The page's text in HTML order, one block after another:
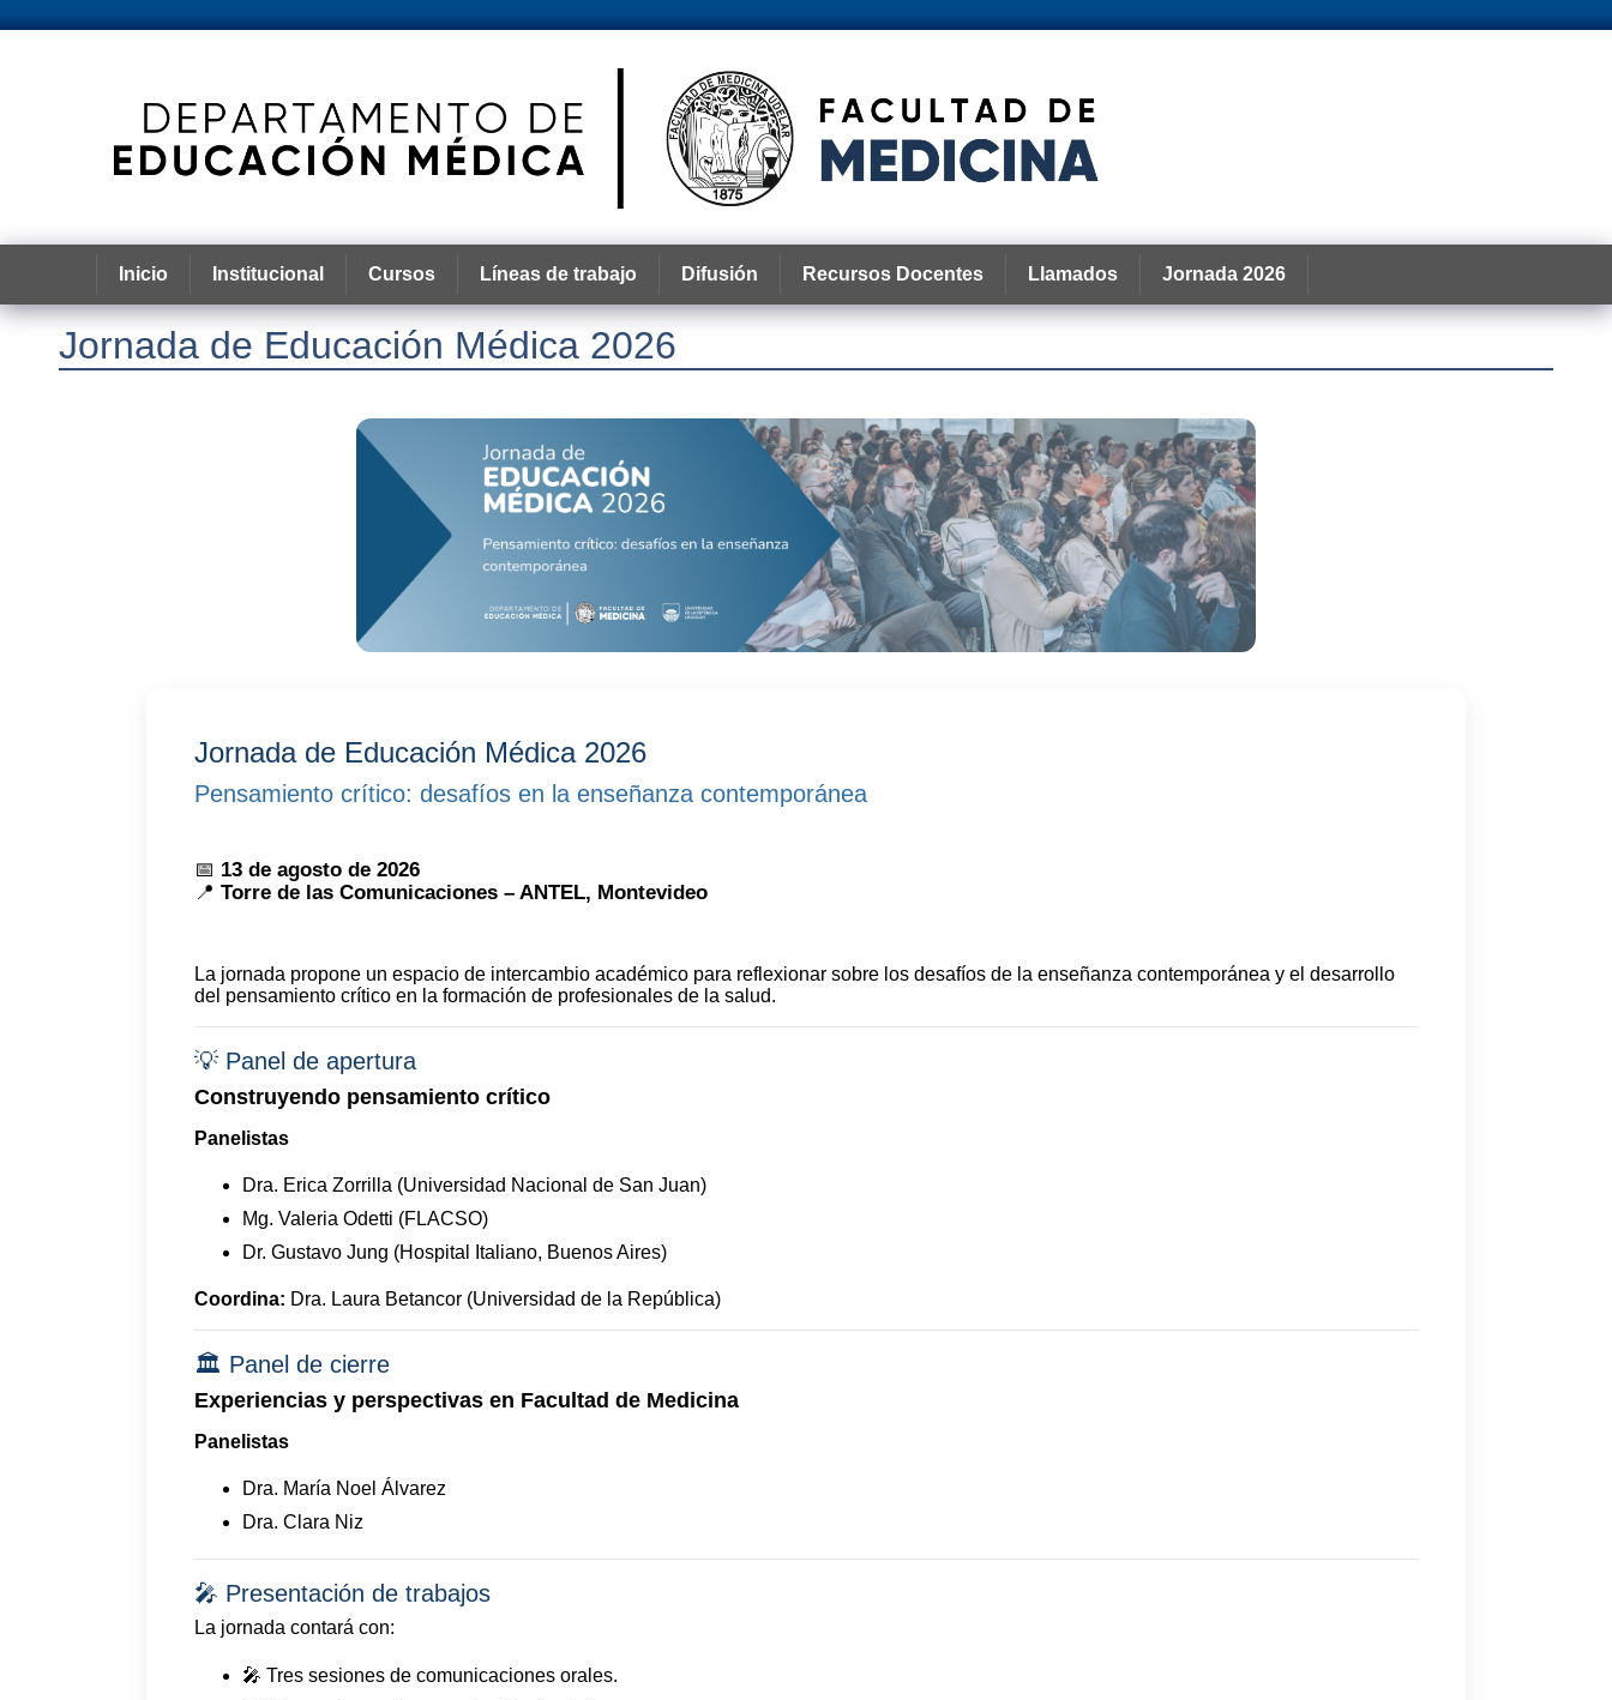
Inicio Institucional Cursos Líneas de trabajo Difusión Recursos Docentes Llamados Jornada 2026
Jornada de Educación Médica 2026
Jornada de Educación Médica 2026
Pensamiento crítico: desafíos en la enseñanza contemporánea
📅 13 de agosto de 2026
📍 Torre de las Comunicaciones – ANTEL, Montevideo
La jornada propone un espacio de intercambio académico para reflexionar sobre los desafíos de la enseñanza contemporánea y el desarrollo
del pensamiento crítico en la formación de profesionales de la salud.
💡 Panel de apertura
Construyendo pensamiento crítico
Panelistas
Dra. Erica Zorrilla (Universidad Nacional de San Juan)
Mg. Valeria Odetti (FLACSO)
Dr. Gustavo Jung (Hospital Italiano, Buenos Aires)
Coordina: Dra. Laura Betancor (Universidad de la República)
🏛️ Panel de cierre
Experiencias y perspectivas en Facultad de Medicina
Panelistas
Dra. María Noel Álvarez
Dra. Clara Niz
🎤 Presentación de trabajos
La jornada contará con:
🎤 Tres sesiones de comunicaciones orales.